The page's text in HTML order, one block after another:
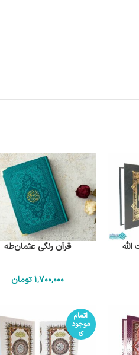
قرآن رنگی عثمان‌طه
1٬700٬000 تومان
اتمام
موجود
ی